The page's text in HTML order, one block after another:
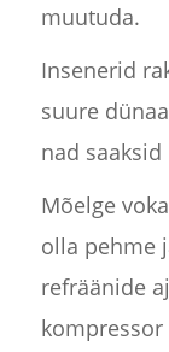
muutuda.
Insenerid
suure
nad
Mõelge
olla pehme
refräänide